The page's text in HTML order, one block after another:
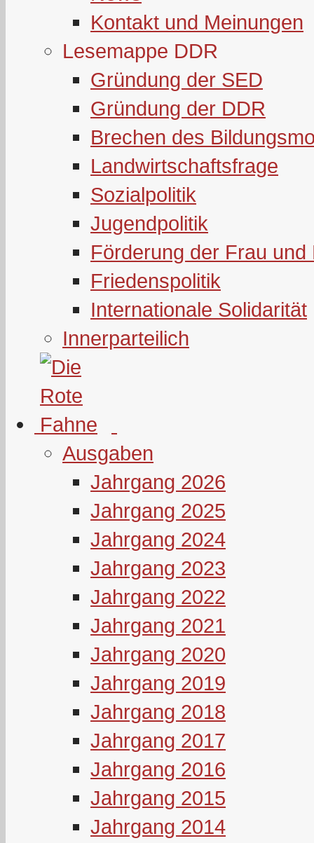
Kontakt und Meinungen
Lesemappe DDR
Gründung der SED
Gründung der DDR
Brechen des
Landwirtschaftsfrage
Sozialpolitik
Jugendpolitik
Förderung der Frau und
Friedenspolitik
Internationale Solidarität
Innerparteilich
Ausgaben
Jahrgang 2026
Jahrgang 2025
Jahrgang 2024
Jahrgang 2023
Jahrgang 2022
Jahrgang 2021
Jahrgang 2020
Jahrgang 2019
Jahrgang 2018
Jahrgang 2017
Jahrgang 2016
Jahrgang 2015
Jahrgang 2014